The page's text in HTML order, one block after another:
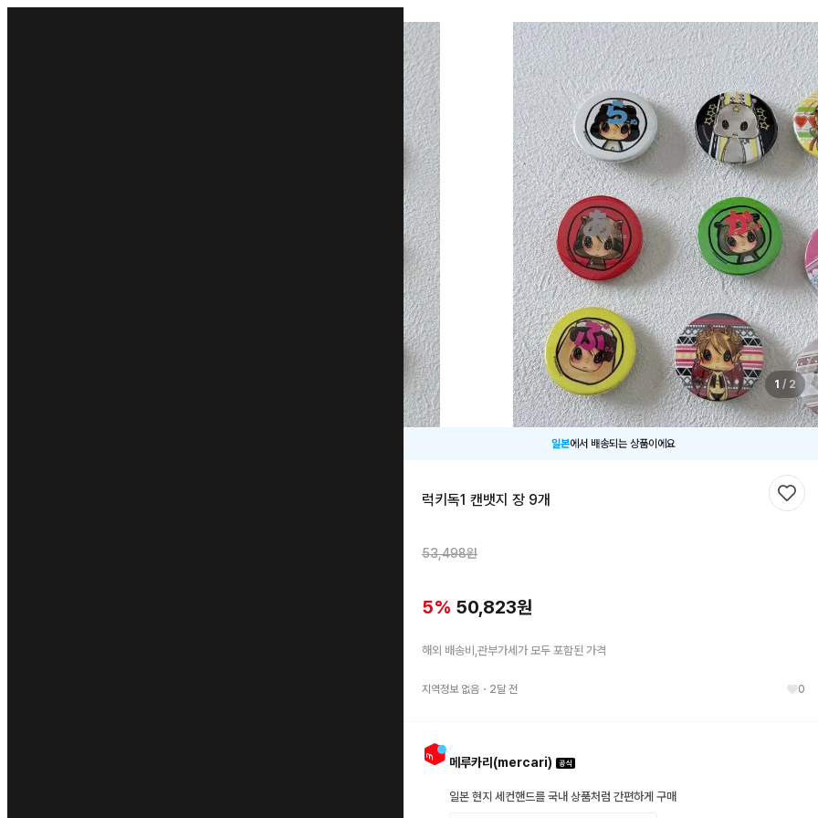
1 / 2
일본에서 배송되는 상품이에요
럭키독1 캔뱃지 장 9개
53,498원
5% 50,823원
해외 배송비,관부가세가 모두 포함된 가격
지역정보 없음 ・ 2달 전 0
메루카리(mercari)
일본 현지 세컨핸드를 국내 상품처럼 간편하게 구매
찜하